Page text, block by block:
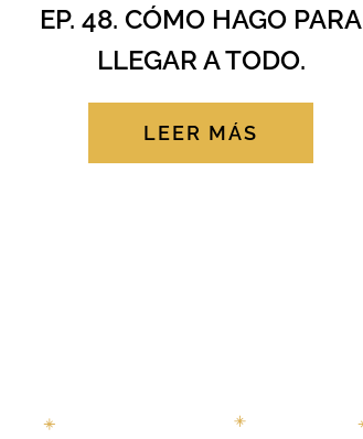
EP. 48. CÓMO HAGO PARA
LLEGAR A TODO.
LEER MÁS